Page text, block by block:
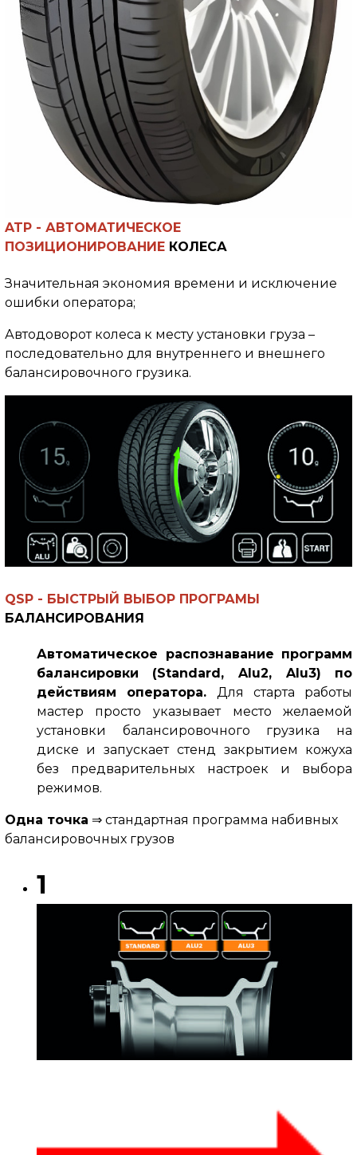
ATP - АВТОМАТИЧЕСКОЕ
ПОЗИЦИОНИРОВАНИЕКОЛЕСА
Значительная экономия времени и исключение
ошибки оператора;
Автодоворот колеса к месту установки груза –
последовательно для внутреннего и внешнего
балансировочного грузика.
QSP - БЫСТРЫЙ ВЫБОР ПРОГРАМЫ
БАЛАНСИРОВАНИЯ
Автоматическое распознавание программ
балансировки (Standard, Alu2, Alu3) по
действиям оператора. Для старта работы
мастер просто указывает место желаемой
установки балансировочного грузика на
диске и запускает стенд закрытием кожуха
без предварительных настроек и выбора
режимов.
Одна точка ⇒ стандартная программа набивных
балансировочных грузов
1